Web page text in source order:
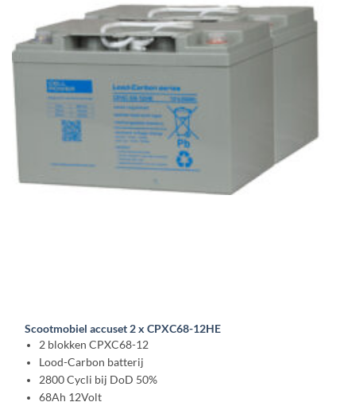
Scootmobiel accuset 2 x CPXC68-12HE
2 blokken CPXC68-12
Lood-Carbon batterij
2800 Cycli bij DoD 50%
68Ah 12Volt